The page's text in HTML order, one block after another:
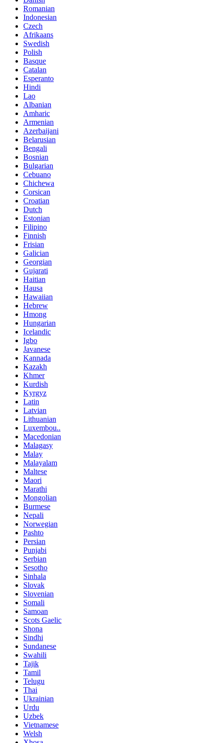
Romanian
Indonesian
Czech
Afrikaans
Swedish
Polish
Basque
Catalan
Esperanto
Hindi
Lao
Albanian
Amharic
Armenian
Azerbaijani
Belarusian
Bengali
Bosnian
Bulgarian
Cebuano
Chichewa
Corsican
Croatian
Dutch
Estonian
Filipino
Finnish
Frisian
Galician
Georgian
Gujarati
Haitian
Hausa
Hawaiian
Hebrew
Hmong
Hungarian
Icelandic
Igbo
Javanese
Kannada
Kazakh
Khmer
Kurdish
Kyrgyz
Latin
Latvian
Lithuanian
Luxembou..
Macedonian
Malagasy
Malay
Malayalam
Maltese
Maori
Marathi
Mongolian
Burmese
Nepali
Norwegian
Pashto
Persian
Punjabi
Serbian
Sesotho
Sinhala
Slovak
Slovenian
Somali
Samoan
Scots Gaelic
Shona
Sindhi
Sundanese
Swahili
Tajik
Tamil
Telugu
Thai
Ukrainian
Urdu
Uzbek
Vietnamese
Welsh